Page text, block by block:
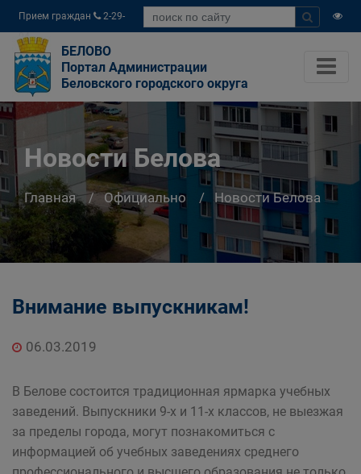
Прием граждан
2-29-
04
БЕЛОВО
Портал Администрации
Беловского городского округа
Новости Белова
Главная Официально Новости Белова
Внимание выпускникам!
06.03.2019
В Белове состоится традиционная ярмарка учебных
заведений. Выпускники 9-х и 11-х классов, не выезжая
за пределы города, могут познакомиться с
информацией об учебных заведениях среднего